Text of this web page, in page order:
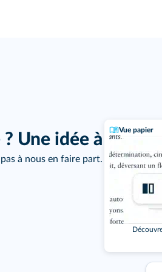
Vue papier
Une idée à
à nous en faire part.